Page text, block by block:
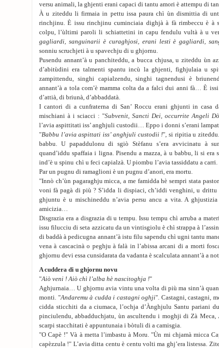
versu animali, la ghjenti erani capaci di tantu amori è attempu di
À u ziteddu li firmaia in pettu issa paura chì ùn dismittia di
rinchjinu. È issu rinchjinu cuminciaia dighjà à fà rimbeccu è à
colpu, l’ùltimi paroli li schiattetini in capu fendulu vultà à u
gagliardi, sanguinarii è curaghjosi, erani lesti è gagliardi,
sonniu scruchjeti à u spavechju di u ghjornu.
Pusendu annant’à u panchiteddu, a bucca chjusa, u ziteddu ùn
d’abitùdini era talmenti spantu incù la ghjenti, fighjulaia u
zampittendu, singhi capialzendu, singhi tagnendusi è
annant’à a tola com’è mamma colta da a falci dui anni fà… È
d’attià, di briunà, d’abbaddatà.
I cantori di a cunfraterna di San’ Roccu erani ghjunti in casa
mischiani à i sciacci : "Subvenit, Sancti Dei, occurrite Angeli
l’avia aspittitati iss’ anghjuli custodii… Eppo i donni s’erani
"Babbu l’avia aspittati iss’ anghjuli custodii !", si ripitia u
babbu. U papaddulonu di sgiò Stèfanu s’era avvicinatu à
quand’iddu spaffaia i ligna. Pisendu a mazza, à u babbu, li si era
ind’è u spinu chì u feci capialzà. U piombu l’avia tassiddatu a
Par un pugnu di ramaglioni è un pugnu d’anori, era mortu.
"Innò ch’ùn pagaraghju micca, a me famidda hè sempri stata
voni fà pagà di più ? S’idda li dispiaci, ch’iddi venghini, u drittu
ghjuntu è u mischineddu n’avia persu ancu a vita. A
amicizia…
Disgrazia era a disgrazia di u tempu. Issu tempu chì arruba a
issu filucciu di seta azzicatu da un vintisgiolu è chì strappa à
di baddà à pedicugna annant’à istu filu sapendu chì ugni tantu
vena à cascacinà o peghju à falà in l’abissa arcani di a morti
ghjornu devi essa cunsidarata da vadanta è scalculata annant’à a
A cuddera di u ghjornu novu
"Aiò veni ! Aiò chì l’alba hè nascitoghja !"
Aghjurnaia… U ghjornu avia vintu una volta di più ma sinn’à
monti. "Andaremu à cudda i castagni oghji". Castagni, castagni,
cidda sticchiti da a ciumaca, l’ochja d’Ànghjulu Santu pariani
pinciulendu, abbadduchjatu, ùn ascultendu i moghji di Zà
scarpi stacchitati è appuntunaia i bòtuli di a camisgia.
"O Capè !" Và à metta l’imbastu à Moru. "Ùn mi chjamà micca
capèzzula !" L’avia ditta centu è centu volti ma ghj’era listessa.